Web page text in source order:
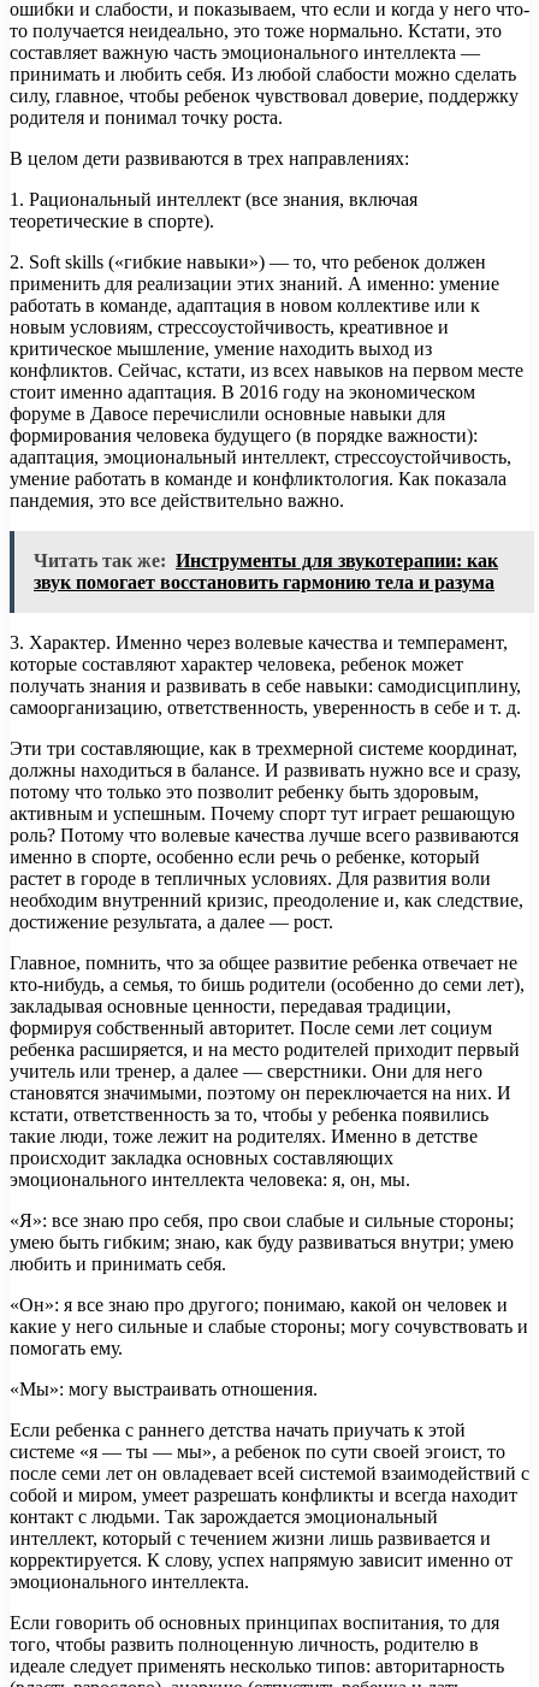
ошибки и слабости, и показываем, что если и когда у него что-
то получается неидеально, это тоже нормально. Кстати, это
составляет важную часть эмоционального интеллекта —
принимать и любить себя. Из любой слабости можно сделать
силу, главное, чтобы ребенок чувствовал доверие, поддержку
родителя и понимал точку роста.
В целом дети развиваются в трех направлениях:
1. Рациональный интеллект (все знания, включая
теоретические в спорте).
2. Soft skills («гибкие навыки») — то, что ребенок должен
применить для реализации этих знаний. А именно: умение
работать в команде, адаптация в новом коллективе или к
новым условиям, стрессоустойчивость, креативное и
критическое мышление, умение находить выход из
конфликтов. Сейчас, кстати, из всех навыков на первом месте
стоит именно адаптация. В 2016 году на экономическом
форуме в Давосе перечислили основные навыки для
формирования человека будущего (в порядке важности):
адаптация, эмоциональный интеллект, стрессоустойчивость,
умение работать в команде и конфликтология. Как показала
пандемия, это все действительно важно.
Читать так же: Инструменты для звукотерапии: как
звук помогает восстановить гармонию тела и разума
3. Характер. Именно через волевые качества и темперамент,
которые составляют характер человека, ребенок может
получать знания и развивать в себе навыки: самодисциплину,
самоорганизацию, ответственность, уверенность в себе и т. д.
Эти три составляющие, как в трехмерной системе координат,
должны находиться в балансе. И развивать нужно все и сразу,
потому что только это позволит ребенку быть здоровым,
активным и успешным. Почему спорт тут играет решающую
роль? Потому что волевые качества лучше всего развиваются
именно в спорте, особенно если речь о ребенке, который
растет в городе в тепличных условиях. Для развития воли
необходим внутренний кризис, преодоление и, как следствие,
достижение результата, а далее — рост.
Главное, помнить, что за общее развитие ребенка отвечает не
кто-нибудь, а семья, то бишь родители (особенно до семи лет),
закладывая основные ценности, передавая традиции,
формируя собственный авторитет. После семи лет социум
ребенка расширяется, и на место родителей приходит первый
учитель или тренер, а далее — сверстники. Они для него
становятся значимыми, поэтому он переключается на них. И
кстати, ответственность за то, чтобы у ребенка появились
такие люди, тоже лежит на родителях. Именно в детстве
происходит закладка основных составляющих
эмоционального интеллекта человека: я, он, мы.
«Я»: все знаю про себя, про свои слабые и сильные стороны;
умею быть гибким; знаю, как буду развиваться внутри; умею
любить и принимать себя.
«Он»: я все знаю про другого; понимаю, какой он человек и
какие у него сильные и слабые стороны; могу сочувствовать и
помогать ему.
«Мы»: могу выстраивать отношения.
Если ребенка с раннего детства начать приучать к этой
системе «я — ты — мы», а ребенок по сути своей эгоист, то
после семи лет он овладевает всей системой взаимодействий с
собой и миром, умеет разрешать конфликты и всегда находит
контакт с людьми. Так зарождается эмоциональный
интеллект, который с течением жизни лишь развивается и
корректируется. К слову, успех напрямую зависит именно от
эмоционального интеллекта.
Если говорить об основных принципах воспитания, то для
того, чтобы развить полноценную личность, родителю в
идеале следует применять несколько типов: авторитарность